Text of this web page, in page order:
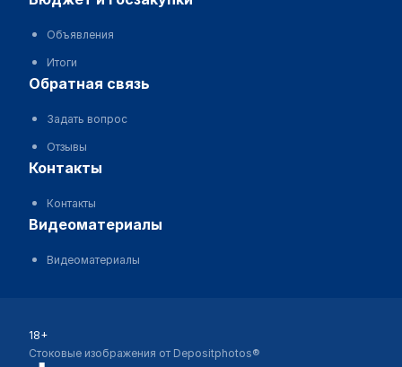
Объявления
Итоги
обратная связь
Задать вопрос
Отзывы
контакты
Контакты
видеоматериалы
Видеоматериалы
18+
Стоковые изображения от Depositphotos®